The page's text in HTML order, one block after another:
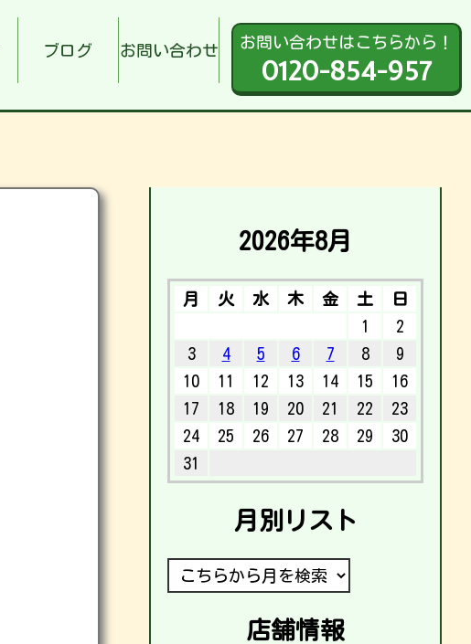
ブログ お問い合わせ お問い合わせはこちらから！
0120-854-957
2026年8月
月 火 水 木 金 土
日
1
2
3
4 5 6 7 8
9
10
11 12 13 14 15
16
17
18 19 20 21 22
23
24
25 26 27 28 29
30
31
月別リスト
店舗情報